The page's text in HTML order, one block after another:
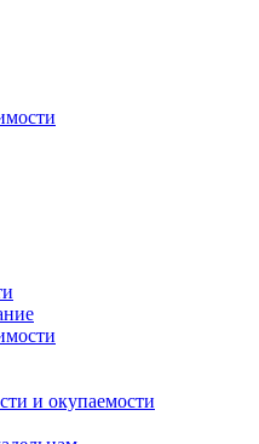
и окупаемости